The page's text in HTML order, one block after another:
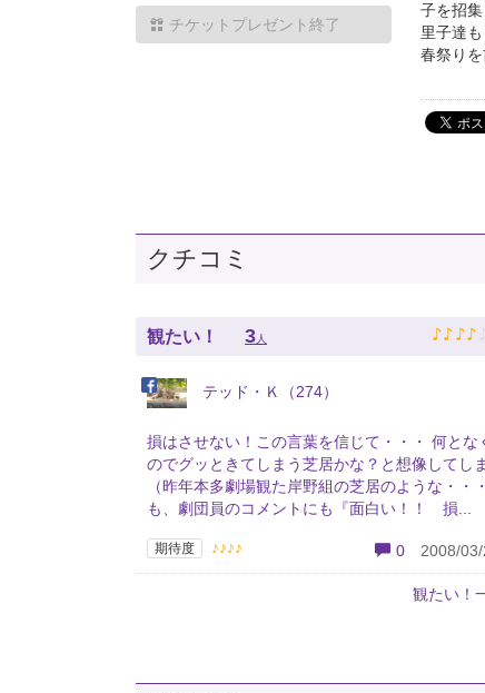
チケットプレゼント終了
子を招
里子達
春祭り
クチコミ
観たい！ 3 人 ♪ ♪ ♪ ♪ ♪
テッド・Ｋ（274）
損はさせない！この言葉を信じて・・・ 何とな
のでグッときてしまう芝居かな？と想像してしま
（昨年本多劇場観た岸野組の芝居のような・・
も、劇団員のコメントにも『面白い！！ 損...
期待度 ♪♪♪♪ 0 2008/03/
観たい！